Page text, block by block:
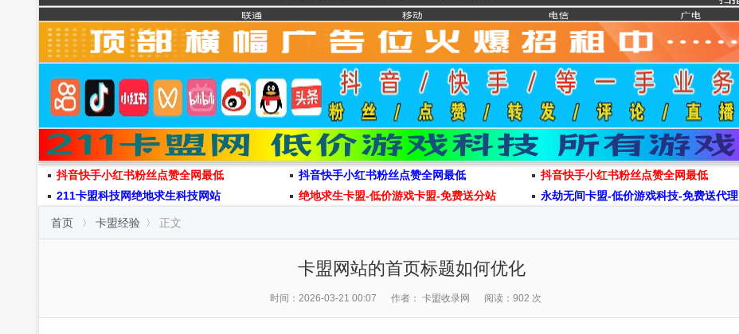
抖音快手小红书粉丝点赞全网最低 抖音快手小红书粉丝点赞全网最低 抖音快手小红书粉丝点赞全网最低
211卡盟科技网绝地求生科技网站
绝地求生卡盟-低价游戏卡盟-免费送分站 永劫无间卡盟-低价游戏科技-免费送代理
首页 卡盟经验 正文
卡盟网站的首页标题如何优化
时间：2026-03-21 00:07 作者： 卡盟收录网 阅读：902 次